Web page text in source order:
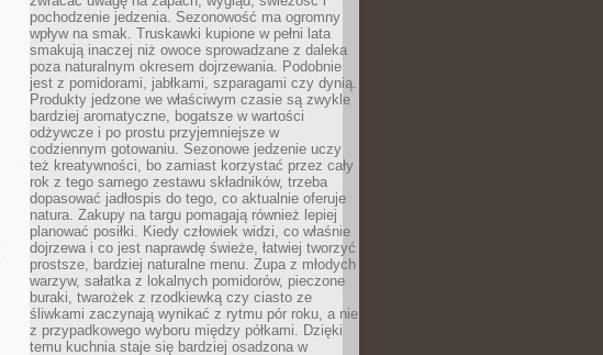
pochodzenie jedzenia. Sezonowość ma ogromny
wpływ na smak. Truskawki kupione w pełni lata
smakują inaczej niż owoce sprowadzane z daleka
poza naturalnym okresem dojrzewania. Podobnie
jest z pomidorami, jabłkami, szparagami czy dynią.
Produkty jedzone we właściwym czasie są zwykle
bardziej aromatyczne, bogatsze w wartości
odżywcze i po prostu przyjemniejsze w
codziennym gotowaniu. Sezonowe jedzenie uczy
też kreatywności, bo zamiast korzystać przez cały
rok z tego samego zestawu składników, trzeba
dopasować jadłospis do tego, co aktualnie oferuje
natura. Zakupy na targu pomagają również lepiej
planować posiłki. Kiedy człowiek widzi, co właśnie
dojrzewa i co jest naprawdę świeże, łatwiej tworzyć
prostsze, bardziej naturalne menu. Zupa z młodych
warzyw, sałatka z lokalnych pomidorów, pieczone
buraki, twarożek z rzodkiewką czy ciasto ze
śliwkami zaczynają wynikać z rytmu pór roku, a nie
z przypadkowego wyboru między półkami. Dzięki
temu kuchnia staje się bardziej osadzona w